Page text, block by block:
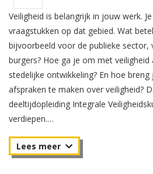
Veiligheid is belangrijk in jouw werk.
vraagstukken op dat gebied. Wat
bijvoorbeeld voor de publieke
burgers? Hoe ga je om met veiligheid
stedelijke ontwikkeling? En hoe
afspraken te maken over veiligheid?
deeltijdopleiding Integrale
verdiepen.
Je volgt boeiende vakken als